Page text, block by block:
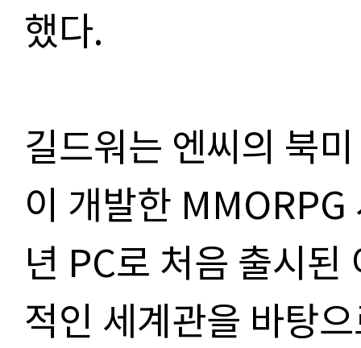
했다.
길드워는 엔씨의 북
이 개발한
년 PC로 처음 출시
적인 세계관을 바탕